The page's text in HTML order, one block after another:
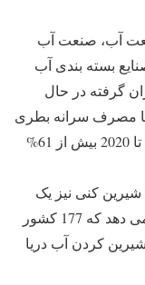
آب، صنعت آب
بسته بندی آب
گرفته در حال
مصرف سرانه بطری
های آب معدنی در فاصله بین سالهای 2010 تا 2020 بیش از 61%
کنی نیز یک
مطالعه سازمان ملل در سال 2018 نشان می دهد که 177 کشور
کردن آب دریا